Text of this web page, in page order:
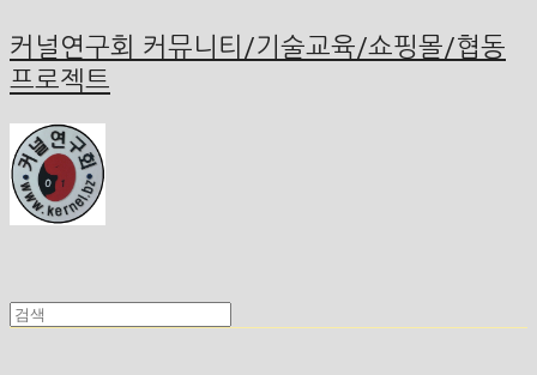
커널연구회 커뮤니티/기술교육/쇼핑몰/협동
프로젝트